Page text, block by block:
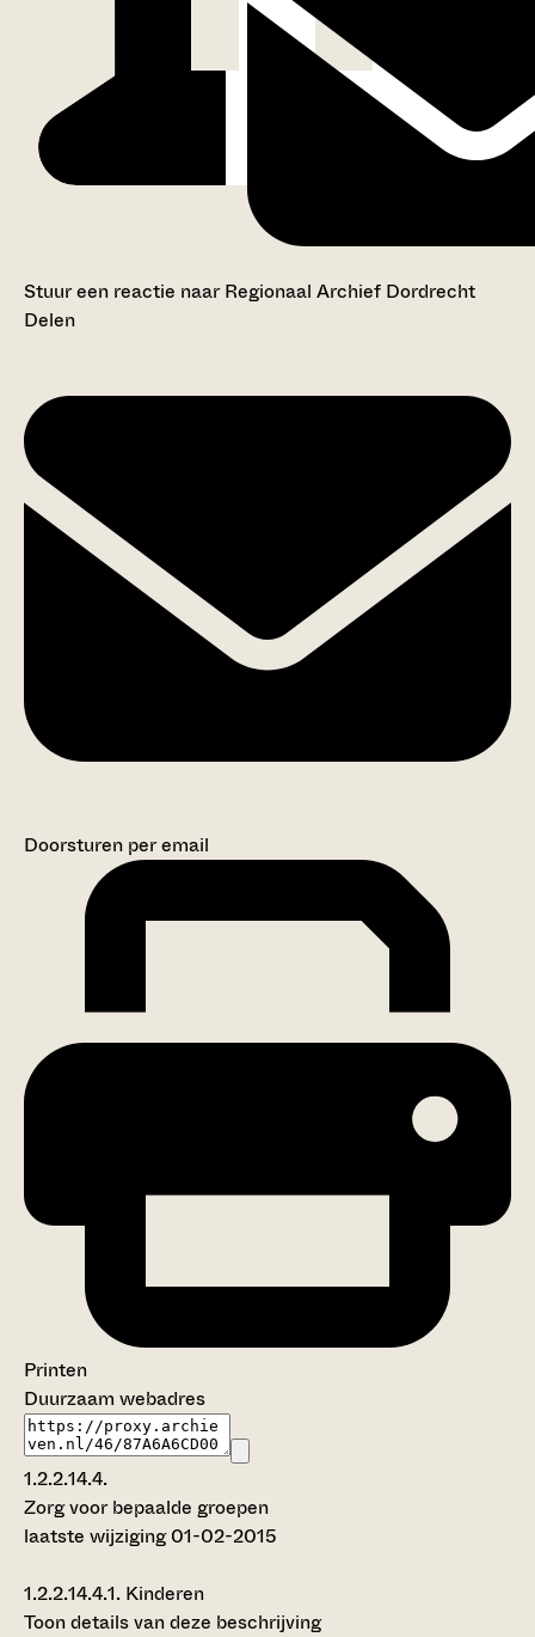
Stuur een reactie naar Regionaal Archief Dordrecht
Delen
Doorsturen per email
Printen
Duurzaam webadres
1.2.2.14.4.
Zorg voor bepaalde groepen
laatste wijziging 01-02-2015
1.2.2.14.4.1. Kinderen
Toon details van deze beschrijving